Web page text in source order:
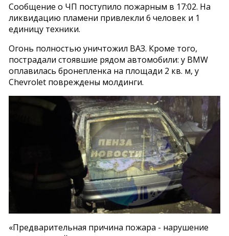
Сообщение о ЧП поступило пожарным в 17:02. На
ликвидацию пламени привлекли 6 человек и 1
единицу техники.
Огонь полностью уничтожил ВАЗ. Кроме того,
пострадали стоявшие рядом автомобили: у BMW
оплавилась бронепленка на площади 2 кв. м, у
Chevrolet повреждены молдинги.
«Предварительная причина пожара - нарушение